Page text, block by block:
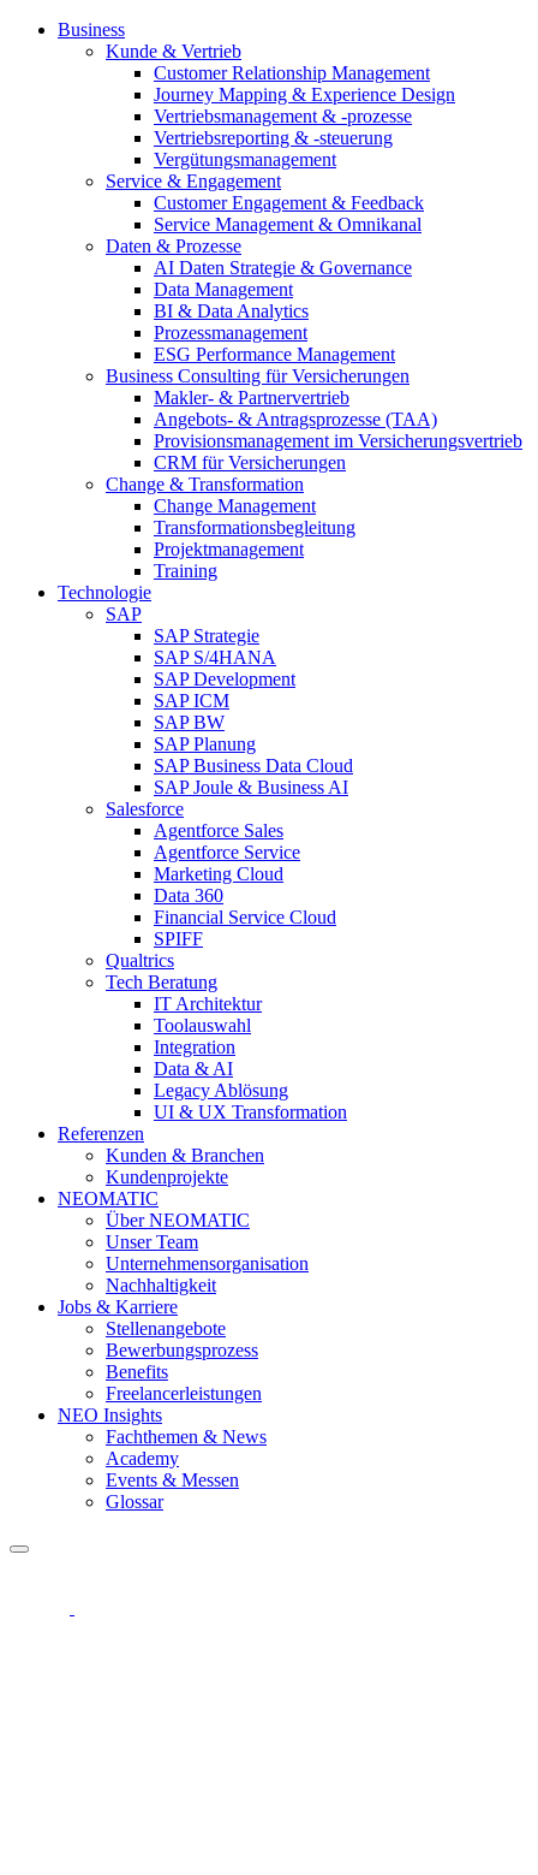
Business
Kunde & Vertrieb
Customer Relationship Management
Journey Mapping & Experience Design
Vertriebsmanagement & -prozesse
Vertriebsreporting & -steuerung
Vergütungsmanagement
Service & Engagement
Customer Engagement & Feedback
Service Management & Omnikanal
Daten & Prozesse
AI Daten Strategie & Governance
Data Management
BI & Data Analytics
Prozessmanagement
ESG Performance Management
Business Consulting für Versicherungen
Makler- & Partnervertrieb
Angebots- & Antragsprozesse (TAA)
Provisionsmanagement im Versicherungsvertrieb
CRM für Versicherungen
Change & Transformation
Change Management
Transformationsbegleitung
Projektmanagement
Training
Technologie
SAP
SAP Strategie
SAP S/4HANA
SAP Development
SAP ICM
SAP BW
SAP Planung
SAP Business Data Cloud
SAP Joule & Business AI
Salesforce
Agentforce Sales
Agentforce Service
Marketing Cloud
Data 360
Financial Service Cloud
SPIFF
Qualtrics
Tech Beratung
IT Architektur
Toolauswahl
Integration
Data & AI
Legacy Ablösung
UI & UX Transformation
Referenzen
Kunden & Branchen
Kundenprojekte
NEOMATIC
Über NEOMATIC
Unser Team
Unternehmensorganisation
Nachhaltigkeit
Jobs & Karriere
Stellenangebote
Bewerbungsprozess
Benefits
Freelancerleistungen
NEO Insights
Fachthemen & News
Academy
Events & Messen
Glossar